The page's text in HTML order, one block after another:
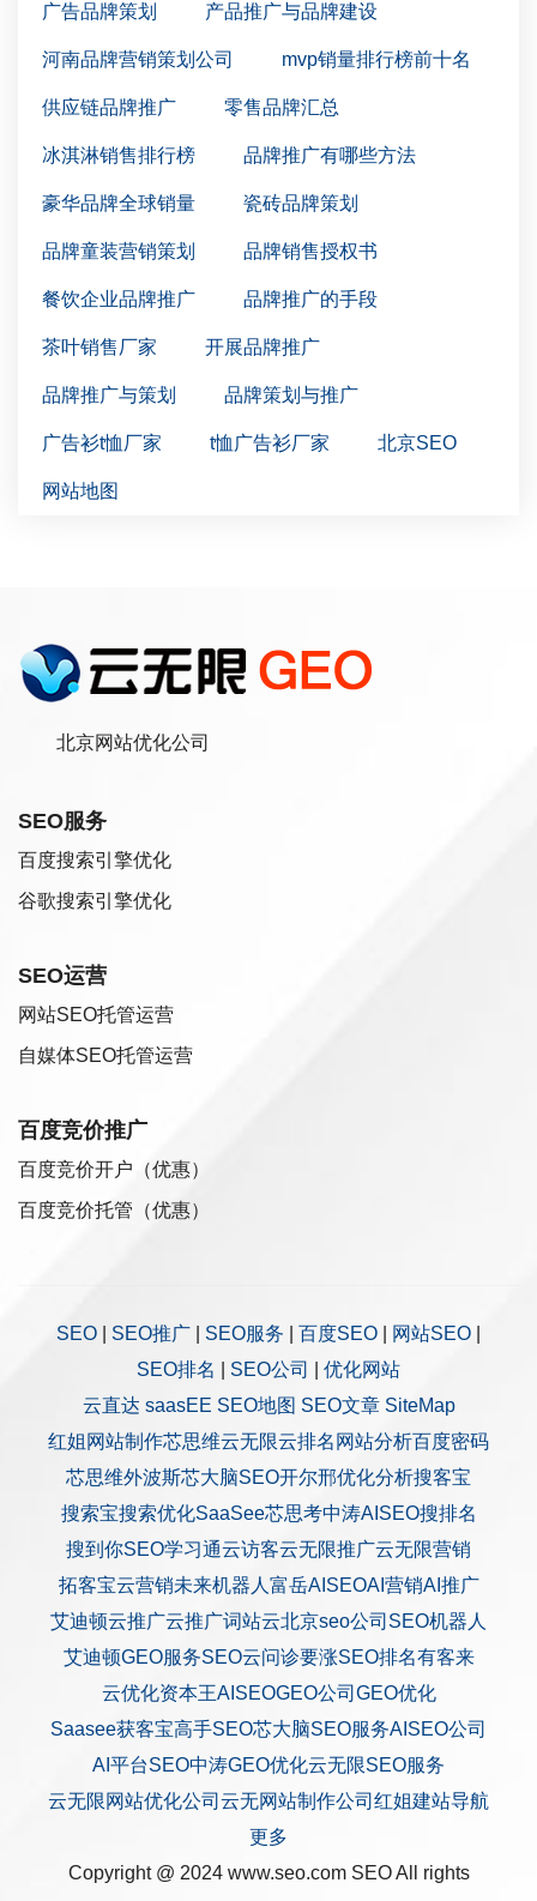
广告品牌策划 产品推广与品牌建设
河南品牌营销策划公司 mvp销量排行榜前十名
供应链品牌推广 零售品牌汇总
冰淇淋销售排行榜 品牌推广有哪些方法
豪华品牌全球销量 瓷砖品牌策划
品牌童装营销策划 品牌销售授权书
餐饮企业品牌推广 品牌推广的手段
茶叶销售厂家 开展品牌推广
品牌推广与策划 品牌策划与推广
广告衫t恤厂家 t恤广告衫厂家 北京SEO
网站地图
北京网站优化公司
SEO服务
百度搜索引擎优化
谷歌搜索引擎优化
SEO运营
网站SEO托管运营
自媒体SEO托管运营
百度竞价推广
百度竞价开户（优惠）
百度竞价托管（优惠）
SEO SEO推广 SEO服务 百度SEO 网站SEO
SEO排名
SEO公司
优化网站
云直达 saasEE SEO地图 SEO文章 SiteMap
红姐网站制作芯思维云无限云排名 网站分析百度密码
芯思维外波斯芯大脑SEO开尔邢优化分析搜客宝
搜索宝搜索优化SaaSee芯思考中涛AISEO搜排名
搜到你SEO学习通云访客云无限推广云无限营销
拓客宝云营销未来机器人 富岳AISEOAI营销AI推广
艾迪顿云推广云推广词站云北京seo公司 SEO机器人
艾迪顿GEO服务SEO云问诊要涨SEO排名有客来
云优化资本王AISEOGEO公司 GEO优化
Saasee获客宝高手SEO芯大脑SEO服务AISEO公司
AI平台SEO中涛GEO优化云无限SEO服务
云无限网站优化公司 云无网站制作公司 红姐建站导航
更多
Copyright @ 2024 www.seo.com SEOAll rights